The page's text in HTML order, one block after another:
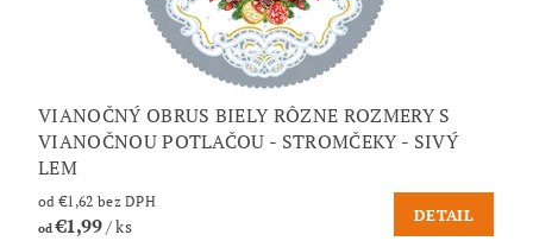
VIANOČNÝ OBRUS BIELY RÔZNE ROZMERY S
VIANOČNOU POTLAČOU - STROMČEKY - SIVÝ
LEM
od €1,62 bez DPH
od€1,99/ ks
DETAIL